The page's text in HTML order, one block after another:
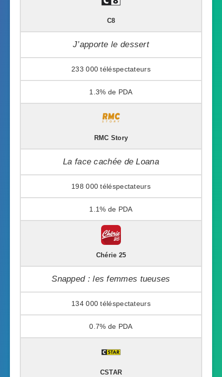
C8
J’apporte le dessert
233 000
1.3%
RMC Story
La face cachée de Loana
198 000
1.1%
Chérie 25
Snapped : les femmes tueuses
134 000
0.7%
CSTAR